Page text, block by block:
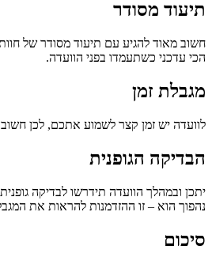
תיעוד מסודר
חשוב מאוד להגיע עם תיעוד מסודר של
הכי עדכני כשתעמדו בפני הוועדה.
מגבלת זמן
לוועדה יש זמן קצר לשמוע אתכם, לכן חשוב
הבדיקה הגופנית
יתכן ובמהלך הוועדה תידרשו לבדיקה
נהפוך הוא – זו ההזדמנות להראות את
סיכום